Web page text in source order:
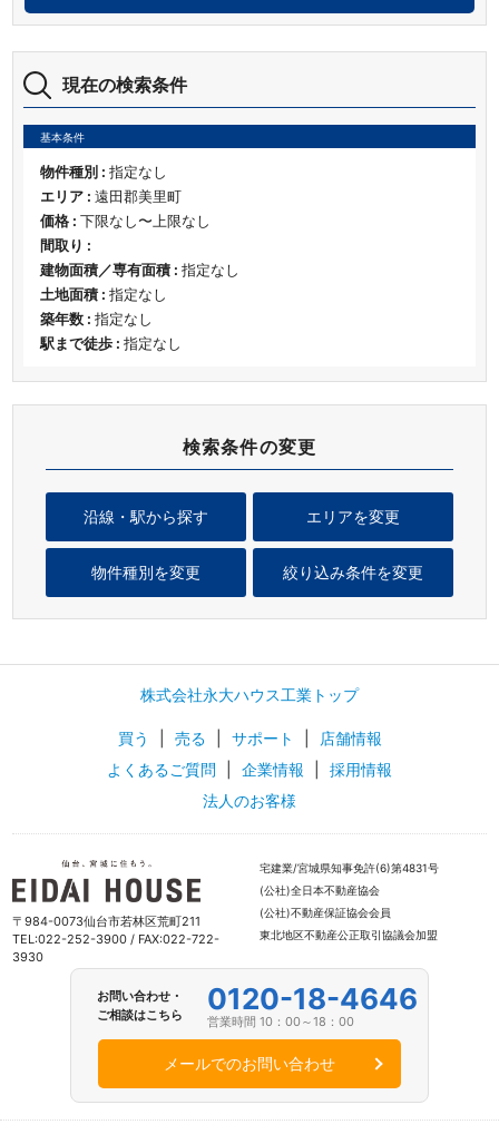
検索条件の変更
エリアを変更
沿線・駅から探す
物件種別を変更 絞り込み条件を変更
現在の検索条件
基本条件
物件種別 : 指定なし
エリア : 遠田郡美里町
価格 : 下限なし〜上限なし
間取り :
建物面積／専有面積 : 指定なし
土地面積 : 指定なし
築年数 : 指定なし
駅まで徒歩 : 指定なし
株式会社永大ハウス工業トップ
買う 売る サポート
店舗情報
よくあるご質問
企業情報
採用情報
法人のお客様
〒984-0073仙台市若林区荒町211
TEL:022-252-3900 / FAX:022-722-
3930
宅建業/宮城県知事免許(6)第4831号
(公社)全日本不動産協会
(公社)不動産保証協会会員
東北地区不動産公正取引協議会加盟
お問い合わせ・
ご相談はこちら
0120-18-4646
営業時間 10：00～18：00
メールでのお問い合わせ